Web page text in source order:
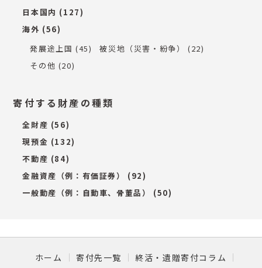
日本国内 (127)
海外 (56)
発展途上国 (45) 被災地（災害・紛争）
(22)
その他 (20)
寄付する財産の種類
全財産 (56)
現預金 (132)
不動産 (84)
金融資産（例：有価証券）
(92)
一般動産（例：自動車、骨董品）
(50)
ホーム 寄付先一覧 終活・遺贈寄付コラム